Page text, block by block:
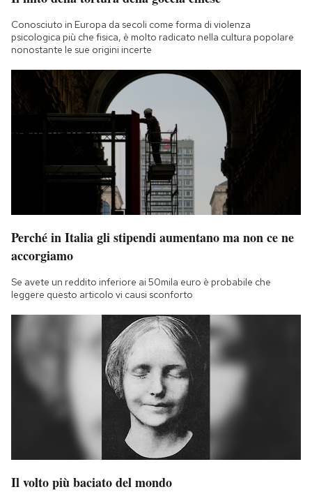
Conosciuto in Europa da secoli come forma di violenza
psicologica più che fisica, è molto radicato nella cultura popolare
nonostante le sue origini incerte
Perché in Italia gli stipendi aumentano ma non ce ne
accorgiamo
Se avete un reddito inferiore ai 50mila euro è probabile che
leggere questo articolo vi causi sconforto
Il volto più baciato del mondo